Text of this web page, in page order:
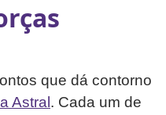
que dá contorno
Astral . Cada um de